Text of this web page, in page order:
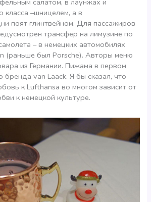
класса –шницелем, а в
поят глинтвейном. Для пассажиров
трансфер на лимузине по
– в немецких автомобилях
(раньше был Porsche). Авторы меню
из Германии. Пижама в первом
бренда van Laack. Я бы сказал, что
к Lufthansa во многом зависит от
к немецкой культуре.